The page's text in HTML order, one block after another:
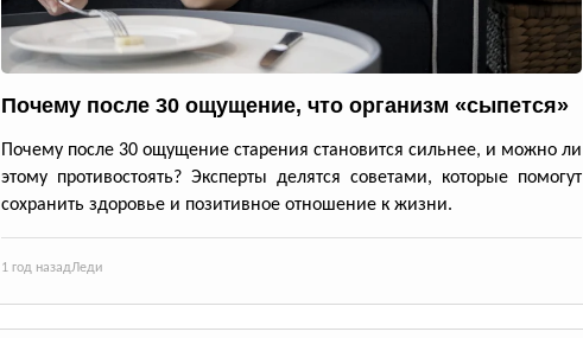
Почему после 30 ощущение, что организм «сыпется»
Почему после 30 ощущение старения становится сильнее, и можно ли
этому противостоять? Эксперты делятся советами, которые помогут
сохранить здоровье и позитивное отношение к жизни.
1 год назадЛеди